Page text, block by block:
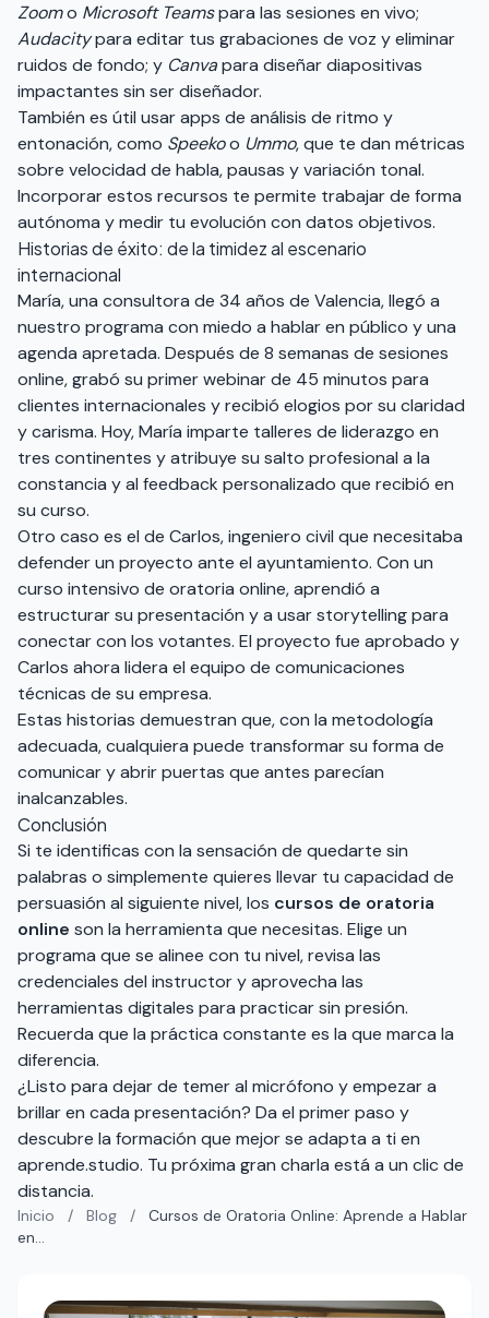
Zoomo Microsoft Teamspara las sesiones en vivo;
Audacitypara editar tus grabaciones de voz y eliminar
ruidos de fondo; y Canvapara diseñar diapositivas
impactantes sin ser diseñador.
También es útil usar apps de análisis de ritmo y
entonación, como Speekoo Ummo, que te dan métricas
sobre velocidad de habla, pausas y variación tonal.
Incorporar estos recursos te permite trabajar de forma
autónoma y medir tu evolución con datos objetivos.
Historias de éxito: de la timidez al escenario
internacional
María, una consultora de 34 años de Valencia, llegó a
nuestro programa con miedo a hablar en público y una
agenda apretada. Después de 8 semanas de sesiones
online, grabó su primer webinar de 45 minutos para
clientes internacionales y recibió elogios por su claridad
y carisma. Hoy, María imparte talleres de liderazgo en
tres continentes y atribuye su salto profesional a la
constancia y al feedback personalizado que recibió en
su curso.
Otro caso es el de Carlos, ingeniero civil que necesitaba
defender un proyecto ante el ayuntamiento. Con un
curso intensivo de oratoria online, aprendió a
estructurar su presentación y a usar storytelling para
conectar con los votantes. El proyecto fue aprobado y
Carlos ahora lidera el equipo de comunicaciones
técnicas de su empresa.
Estas historias demuestran que, con la metodología
adecuada, cualquiera puede transformar su forma de
comunicar y abrir puertas que antes parecían
inalcanzables.
Conclusión
Si te identificas con la sensación de quedarte sin
palabras o simplemente quieres llevar tu capacidad de
persuasión al siguiente nivel, los cursos de oratoria
online son la herramienta que necesitas. Elige un
programa que se alinee con tu nivel, revisa las
credenciales del instructor y aprovecha las
herramientas digitales para practicar sin presión.
Recuerda que la práctica constante es la que marca la
diferencia.
¿Listo para dejar de temer al micrófono y empezar a
brillar en cada presentación? Da el primer paso y
descubre la formación que mejor se adapta a ti en
aprende.studio. Tu próxima gran charla está a un clic de
distancia.
Inicio / Blog /
Cursos de Oratoria Online: Aprende a Hablar
en...